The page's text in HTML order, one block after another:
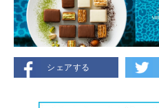
シェアする